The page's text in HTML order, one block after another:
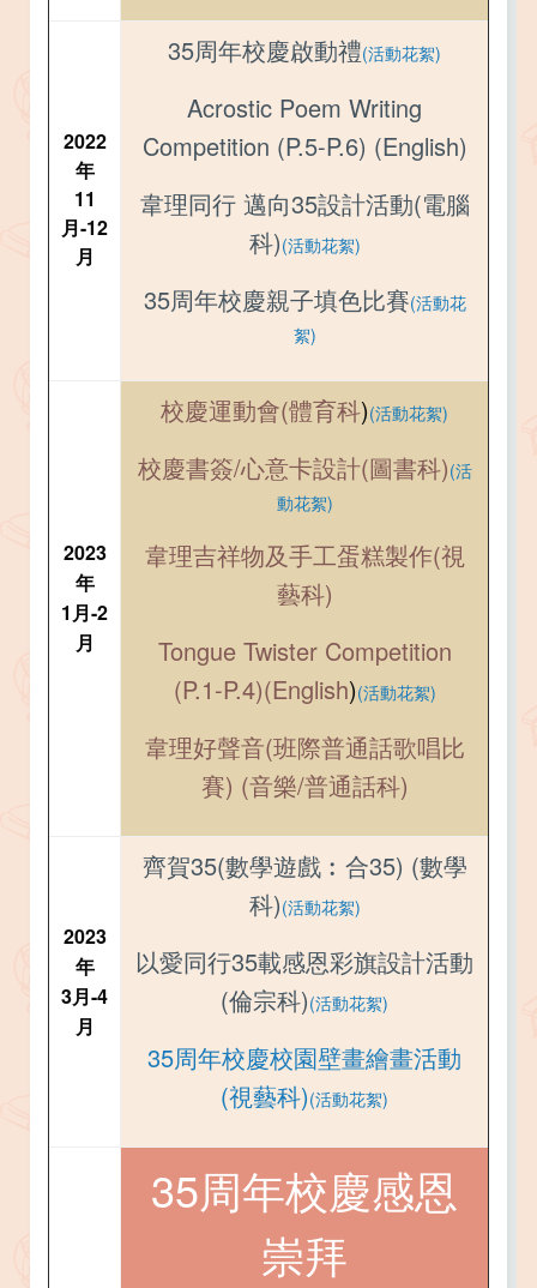
2022
年
11
月-12
月
35周年校慶啟動禮(活動花絮)
Acrostic Poem Writing
Competition (P.5-P.6) (English)
韋理同行 邁向35設計活動(電腦
科)(活動花絮)
35周年校慶親子填色比賽(活動花
絮)
2023
年
1月-2
月
校慶運動會(體育科)(活動花絮)
校慶書簽/心意卡設計(圖書科)(活
動花絮)
韋理吉祥物及手工蛋糕製作(視
藝科)
Tongue Twister Competition
(P.1-P.4)(English)(活動花絮)
韋理好聲音(班際普通話歌唱比
賽) (音樂/普通話科)
2023
年
3月-4
月
齊賀35(數學遊戲︰合35) (數學
科)(活動花絮)
以愛同行35載感恩彩旗設計活動
(倫宗科)(活動花絮)
35周年校慶校園壁畫繪畫活動
(視藝科)(活動花絮)
35周年校慶感恩
崇拜